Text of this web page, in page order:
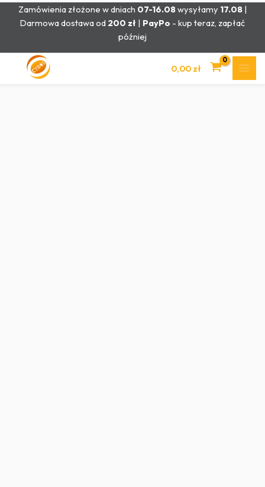
PrzejdźZamówienia złożone w dniach 07-16.08wysyłamy 17.08|
Darmowa dostawa od 200 zł | PayPo - kup teraz, zapłać
później
0,00 zł